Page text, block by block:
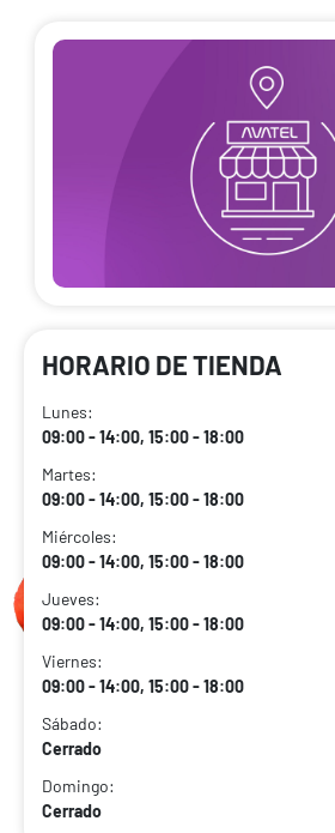
HORARIO DE TIENDA
Lunes:
09:00 - 14:00, 15:00 - 18:00
Martes:
09:00 - 14:00, 15:00 - 18:00
Miércoles:
09:00 - 14:00, 15:00 - 18:00
Jueves:
09:00 - 14:00, 15:00 - 18:00
Viernes:
09:00 - 14:00, 15:00 - 18:00
Sábado:
Cerrado
Domingo:
Cerrado